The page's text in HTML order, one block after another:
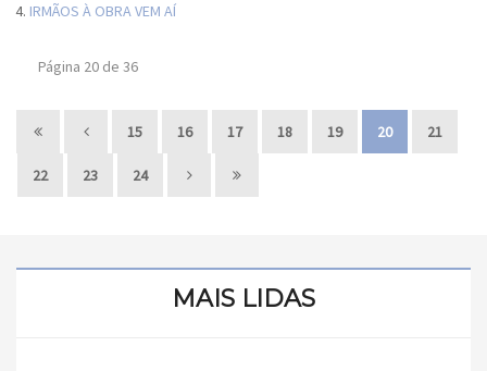
IRMÃOS À OBRA VEM AÍ
Página 20 de 36
15 16 17 18 19 20 21
22 23 24
MAIS LIDAS